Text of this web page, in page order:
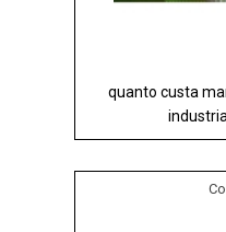
quanto custa